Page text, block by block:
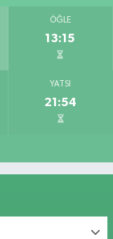
ÖĞLE
13:15
YATSI
21:54